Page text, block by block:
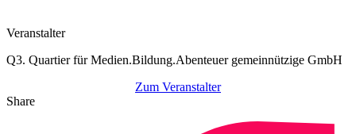
Veranstalter
Q3. Quartier für Medien.Bildung.Abenteuer gemeinnützige GmbH
Zum Veranstalter
Share